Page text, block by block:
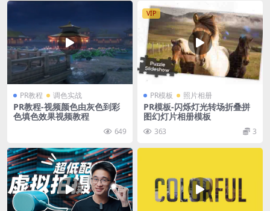
PR教程 调色实战
PR教程-视频颜色由灰色到彩
色填色效果视频教程
649
VIP
PR模板 照片相册
PR模板-闪烁灯光转场折叠拼
图幻灯片相册模板
363 3